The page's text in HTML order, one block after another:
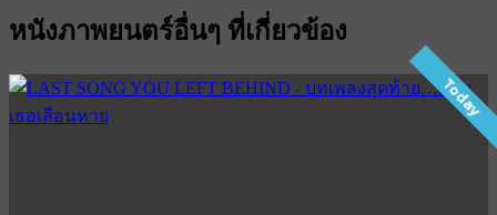
หนังภาพยนตร์อื่นๆ ที่เกี่ยวข้อง
Today